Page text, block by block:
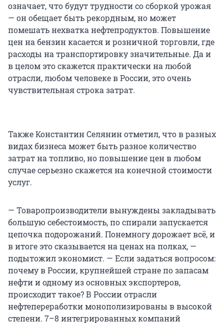
означает, что будут трудности со сборкой урожая
— он обещает быть рекордным, но может
помешать нехватка нефтепродуктов. Повышение
цен на бензин касается и розничной торговли, где
расходы на транспортировку значительные. Да и
в целом это скажется практически на любой
отрасли, любом человеке в России, это очень
чувствительная строка затрат.
Также Константин Селянин отметил, что в разных
видах бизнеса может быть разное количество
затрат на топливо, но повышение цен в любом
случае серьезно скажется на конечной стоимости
услуг.
— Товаропроизводители вынуждены закладывать
большую себестоимость, по спирали запускается
цепочка подорожаний. Понемногу дорожает всё, и
в итоге это сказывается на ценах на полках, —
подытожил экономист. — Если задаться вопросом:
почему в России, крупнейшей стране по запасам
нефти и одному из основных экспортеров,
происходит такое? В России отрасли
нефтепереработки монополизированы в высокой
степени. 7–8 интегрированных компаний